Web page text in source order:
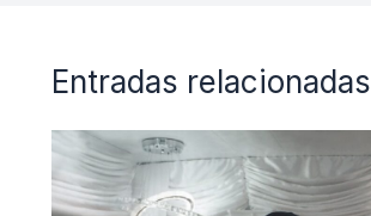
Entradas relacionadas